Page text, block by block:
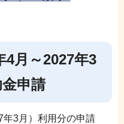
4月～2027年3
申請
3月）利用分の申請